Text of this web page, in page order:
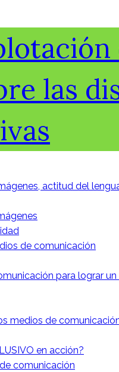
las
actitud del
de comunicación
para lograr
medios de
en acción?
comunicación